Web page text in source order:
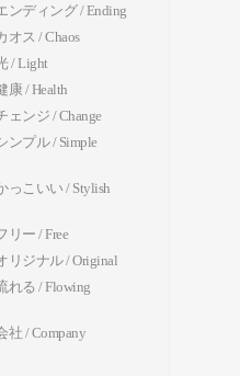
ンディング / Ending
オス / Chaos
/ Light
康 / Health
ェンジ / Change
ンプル / Simple
っこいい / Stylish
リー / Free
リジナル / Original
れる / Flowing
社 / Company